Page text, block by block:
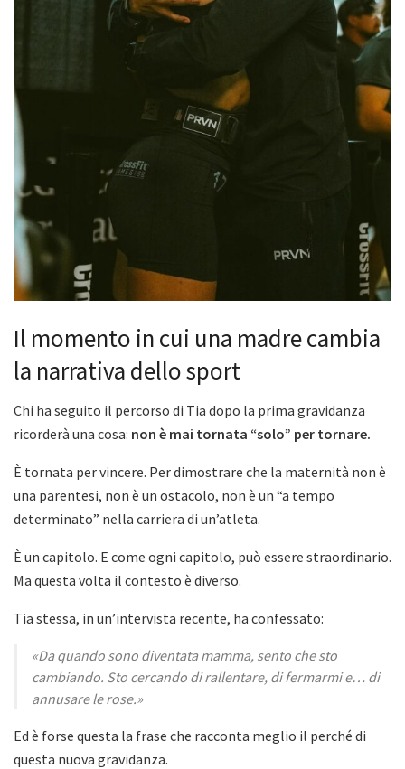
Il momento in cui una madre cambia
la narrativa dello sport
Chi ha seguito il percorso di Tia dopo la prima gravidanza
ricorderà una cosa: non è mai tornata “solo” per tornare.
È tornata per vincere. Per dimostrare che la maternità non è
una parentesi, non è un ostacolo, non è un “a tempo
determinato” nella carriera di un’atleta.
È un capitolo. E come ogni capitolo, può essere straordinario.
Ma questa volta il contesto è diverso.
Tia stessa, in un’intervista recente, ha confessato:
«Da quando sono diventata mamma, sento che sto
cambiando. Sto cercando di rallentare, di fermarmi e… di
annusare le rose.»
Ed è forse questa la frase che racconta meglio il perché di
questa nuova gravidanza.